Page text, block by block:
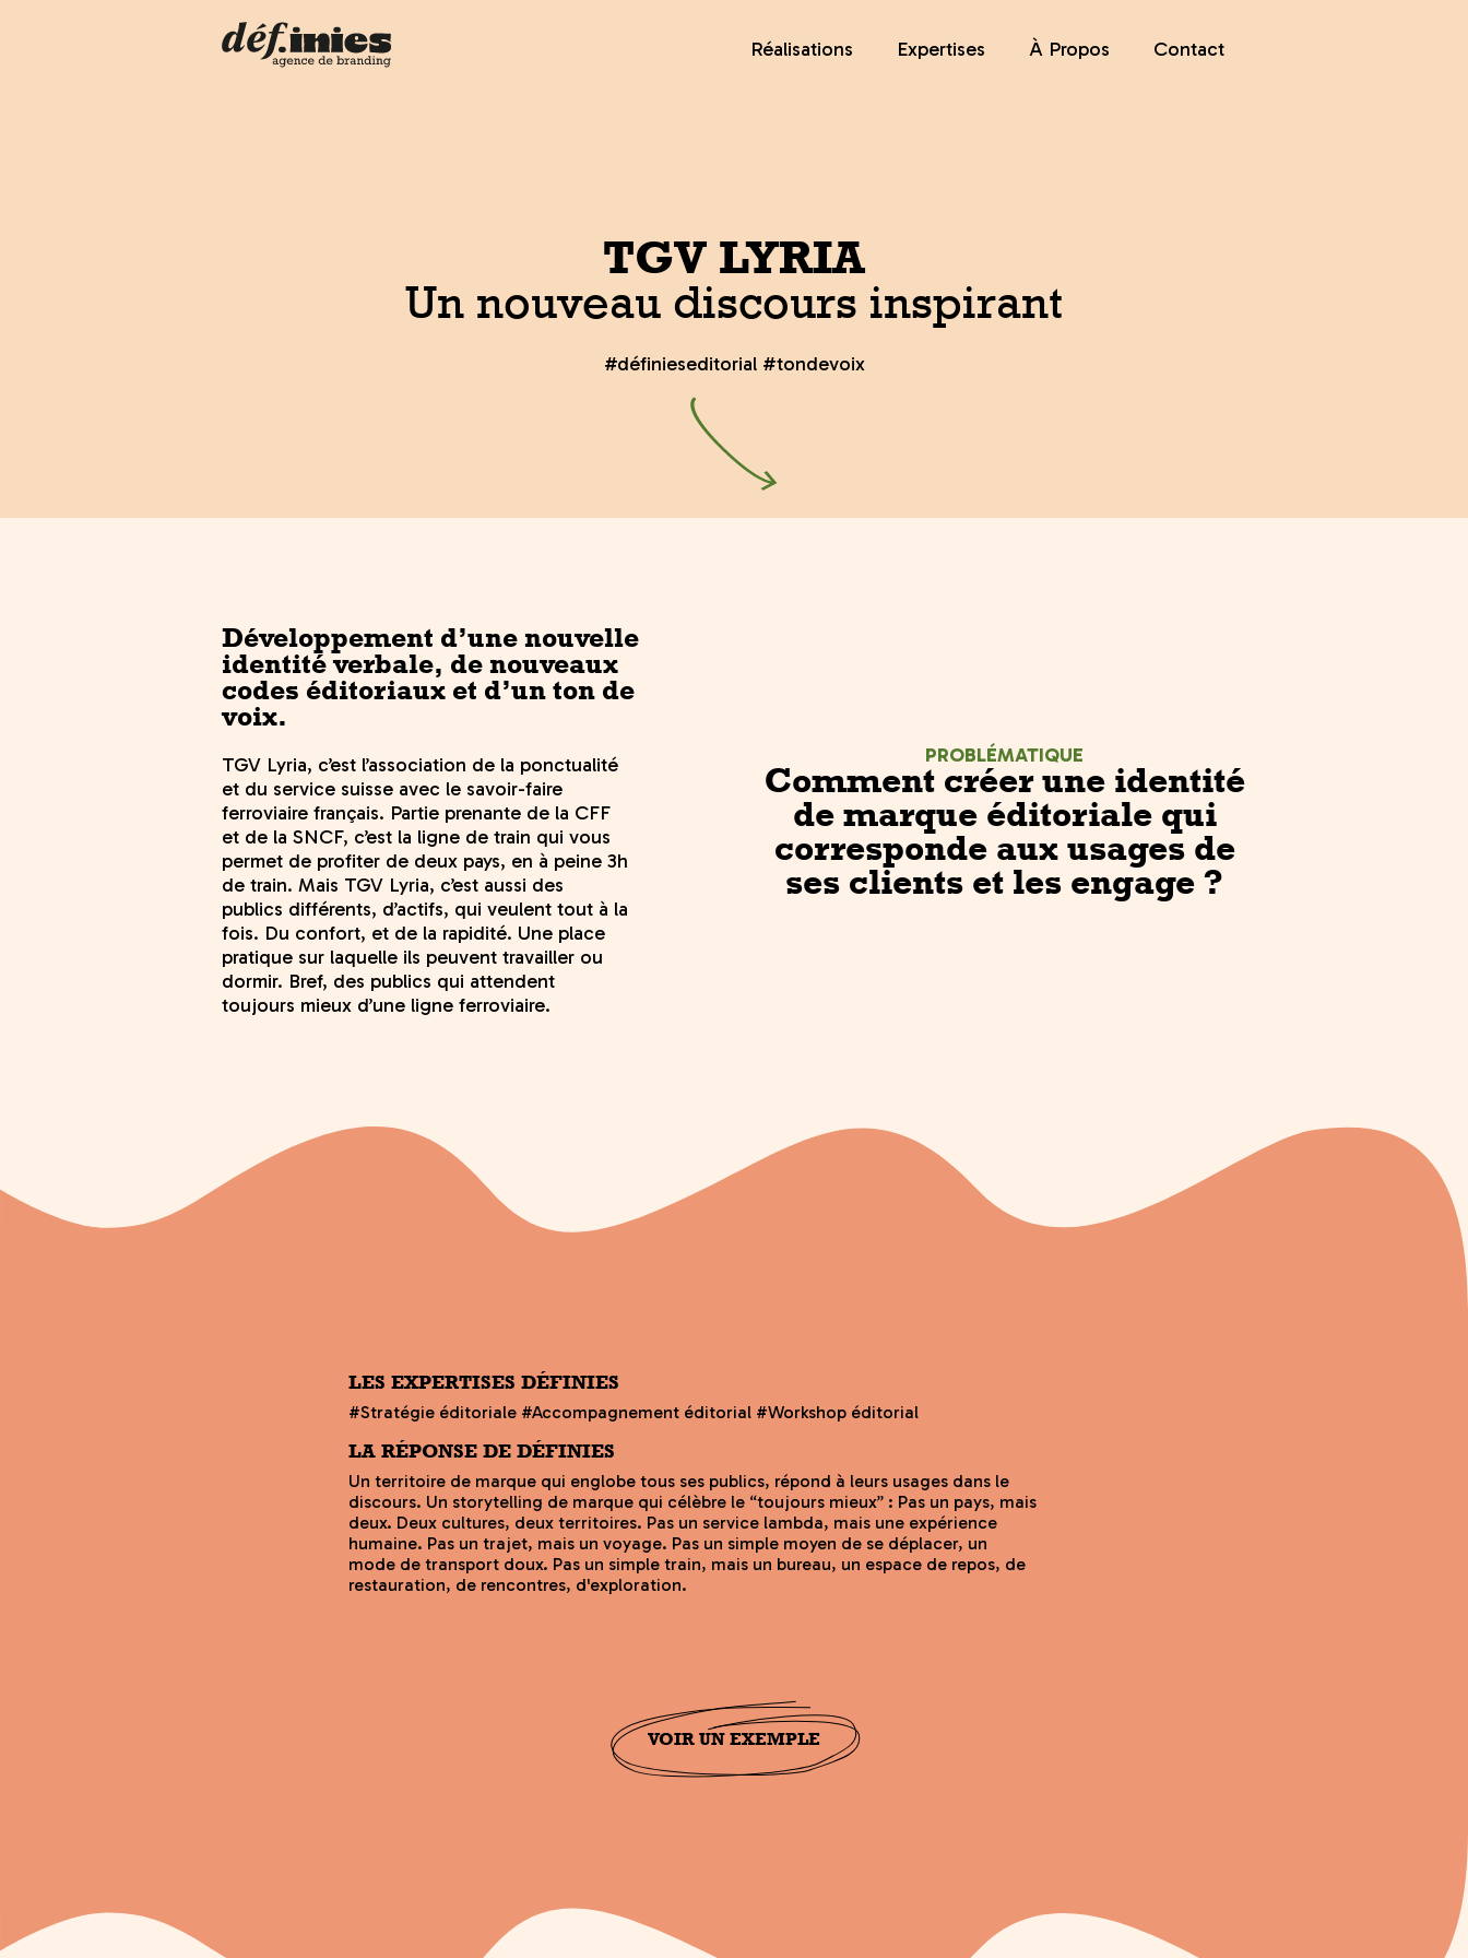
Réalisations
Expertises
À Propos Contact
Contenus
TGV LYRIA
Un nouveau discours inspirant
#définieseditorial #tondevoix
Développement d’une nouvelle
identité verbale, de nouveaux
codes éditoriaux et d’un ton de
voix.
TGV Lyria, c’est l’association de la ponctualité
et du service suisse avec le savoir-faire
ferroviaire français. Partie prenante de la CFF
et de la SNCF, c’est la ligne de train qui vous
permet de profiter de deux pays, en à peine 3h
de train. Mais TGV Lyria, c’est aussi des
publics différents, d’actifs, qui veulent tout à la
fois. Du confort, et de la rapidité. Une place
pratique sur laquelle ils peuvent travailler ou
dormir. Bref, des publics qui attendent
toujours mieux d’une ligne ferroviaire.
PROBLÉMATIQUE
Comment créer une identité
de marque éditoriale qui
corresponde aux usages de
ses clients et les engage ?
LES EXPERTISES DÉFINIES
#Stratégie éditoriale #Accompagnement éditorial #Workshop éditorial
LA RÉPONSE DE DÉFINIES
Un territoire de marque qui englobe tous ses publics, répond à leurs usages dans le
discours. Un storytelling de marque qui célèbre le “toujours mieux” : Pas un pays, mais
deux. Deux cultures, deux territoires. Pas un service lambda, mais une expérience
humaine. Pas un trajet, mais un voyage. Pas un simple moyen de se déplacer, un
mode de transport doux. Pas un simple train, mais un bureau, un espace de repos, de
restauration, de rencontres, d'exploration.
VOIR UN EXEMPLE